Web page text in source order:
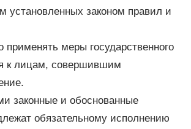
установленных законом правил и
меры государственного
к лицам, совершившим
законные и обоснованные
обязательному исполнению